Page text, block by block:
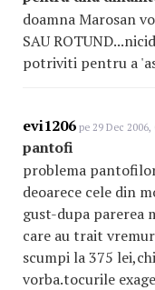
doamna Marosan
SAU
potriviti pentru a
evi1206 pe 29 Dec 2006,
pantofi
problema
deoarece cele din
gust-dupa parerea
care au trait
scumpi la 375
vorba.tocurile